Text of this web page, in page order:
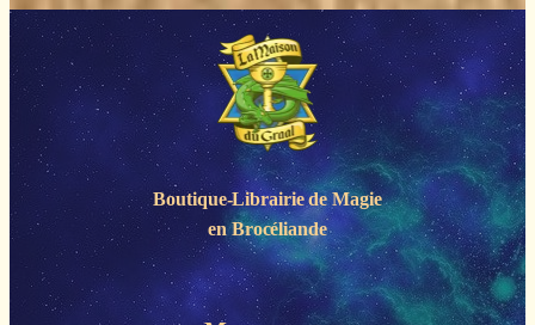
Boutique-Librairie deMagie
en Brocéliande